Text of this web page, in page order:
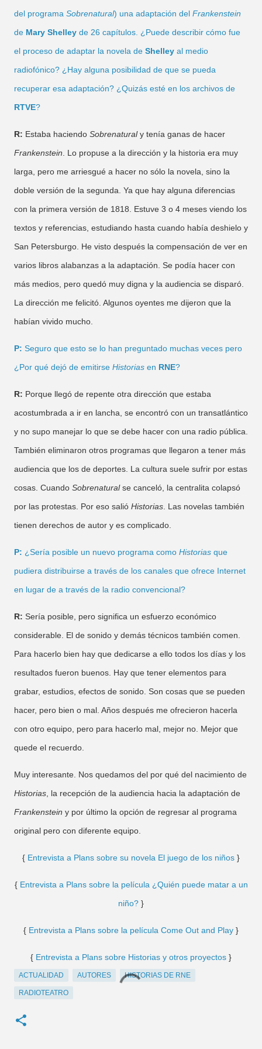
del programa Sobrenatural) una adaptación del Frankenstein
de Mary Shelley de 26 capítulos. ¿Puede describir cómo fue
el proceso de adaptar la novela de Shelley al medio
radiofónico? ¿Hay alguna posibilidad de que se pueda
recuperar esa adaptación? ¿Quizás esté en los archivos de
RTVE?
R: Estaba haciendo Sobrenaturaly tenía ganas de hacer
Frankenstein . Lo propuse a la dirección y la historia era muy
larga, pero me arriesgué a hacer no sólo la novela, sino la
doble versión de la segunda. Ya que hay alguna diferencias
con la primera versión de 1818. Estuve 3 o 4 meses viendo los
textos y referencias, estudiando hasta cuando había deshielo y
San Petersburgo. He visto después la compensación de ver en
varios libros alabanzas a la adaptación. Se podía hacer con
más medios, pero quedó muy digna y la audiencia se disparó.
La dirección me felicitó. Algunos oyentes me dijeron que la
habían vivido mucho.
P: Seguro que esto se lo han preguntado muchas veces pero
¿Por qué dejó de emitirse Historias en RNE?
R: Porque llegó de repente otra dirección que estaba
acostumbrada a ir en lancha, se encontró con un transatlántico
y no supo manejar lo que se debe hacer con una radio pública.
También eliminaron otros programas que llegaron a tener más
audiencia que los de deportes. La cultura suele sufrir por estas
cosas. Cuando Sobrenaturalse canceló, la centralita colapsó
por las protestas. Por eso salió Historias . Las novelas también
tienen derechos de autor y es complicado.
P: ¿Sería posible un nuevo programa como Historias que
pudiera distribuirse a través de los canales que ofrece Internet
en lugar de a través de la radio convencional?
R: Sería posible, pero significa un esfuerzo económico
considerable. El de sonido y demás técnicos también comen.
Para hacerlo bien hay que dedicarse a ello todos los días y los
resultados fueron buenos. Hay que tener elementos para
grabar, estudios, efectos de sonido. Son cosas que se pueden
hacer, pero bien o mal. Años después me ofrecieron hacerla
con otro equipo, pero para hacerlo mal, mejor no. Mejor que
quede el recuerdo.
Muy interesante. Nos quedamos del por qué del nacimiento de
Historias , la recepción de la audiencia hacia la adaptación de
Frankenstein y por último la opción de regresar al programa
original pero con diferente equipo.
{ Entrevista a Plans sobre su novela El juego de los niños }
{ Entrevista a Plans sobre la película ¿Quién puede matar a un
niño? }
{ Entrevista a Plans sobre la película Come Out and Play }
{ Entrevista a Plans sobre Historias y otros proyectos }
ACTUALIDAD AUTORES HISTORIAS DE RNE
RADIOTEATRO